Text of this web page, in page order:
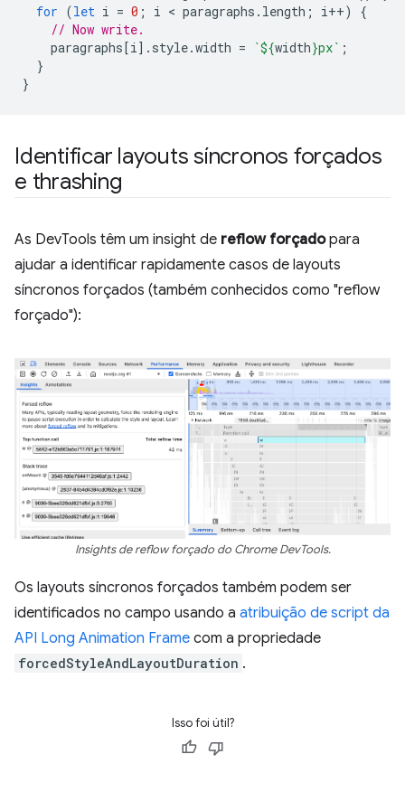
for (let i = 0 ; i < paragraphs . length ; i++)
{
// Now write.
paragraphs[i]. style.width = `${width}px` ;
}
}
Identificar layouts síncronos forçados
e thrashing
As DevTools têm um insight de reflow forçadopara
ajudar a identificar rapidamente casos de layouts
síncronos forçados (também conhecidos como "reflow
forçado"):
Insights de reflow forçado do Chrome DevTools.
Os layouts síncronos forçados também podem ser
identificados no campo usando a atribuição de script da
API Long Animation Frame com a propriedade
forcedStyleAndLayoutDuration .
Isso foi útil?